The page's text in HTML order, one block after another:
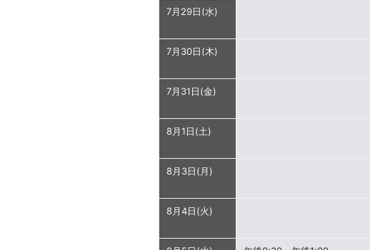
7月29日(水)
7月30日(木)
7月31日(金)
8月1日(土)
8月3日(月)
8月4日(火)